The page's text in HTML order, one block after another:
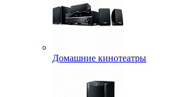
Домашние кинотеатры